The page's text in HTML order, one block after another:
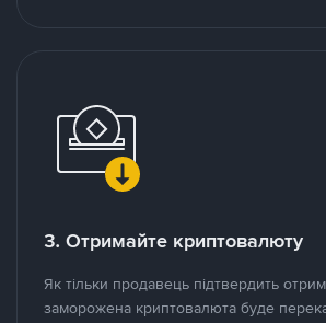
3. Отримайте криптовалюту
Як тільки продавець підтвердить
заморожена криптовалюта буде